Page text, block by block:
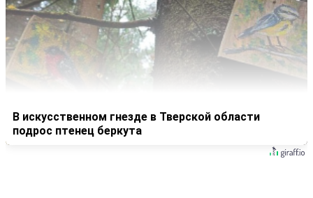
В искусственном гнезде в Тверской области
подрос птенец беркута